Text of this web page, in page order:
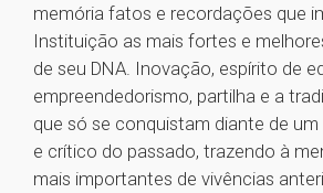
memória fatos e recordações que
Instituição as mais fortes e
de seu DNA. Inovação, espírito de
empreendedorismo, partilha e a
que só se conquistam diante de
e crítico do passado, trazendo à
mais importantes de vivências